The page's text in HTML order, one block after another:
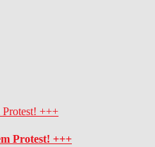
Protest! +++